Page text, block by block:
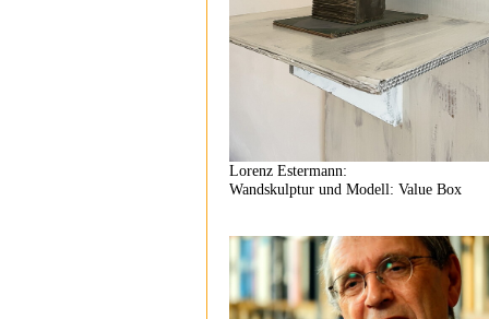
Lorenz Estermann:
Wandskulptur und Modell: Value Box